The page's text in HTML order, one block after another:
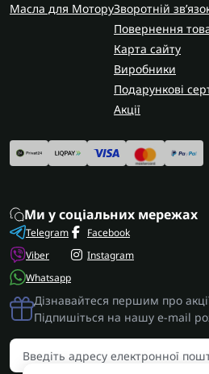
Масла для МоторуЗворотній
Повернення
Карта сайту
Виробники
Подарункові
Акції
Ми у соціальних мережах
Telegram
Viber
Whatsapp
Facebook
Instagram
Дізнавайтеся першим про
Підпишіться на нашу e-mail